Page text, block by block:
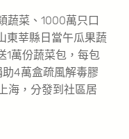
菜、1000萬只口
東莘縣日當午瓜果蔬
1萬份蔬菜包，每包
4萬盒疏風解毒膠
海，分發到社區居